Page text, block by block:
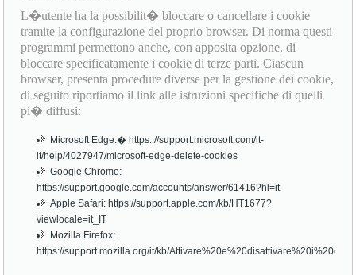
L�utente ha la possibilit� bloccare o cancellare i cookie
tramite la configurazione del proprio browser. Di norma questi
programmi permettono anche, con apposita opzione, di
bloccare specificatamente i cookie di terze parti. Ciascun
browser, presenta procedure diverse per la gestione dei cookie,
di seguito riportiamo il link alle istruzioni specifiche di quelli
pi� diffusi:
Microsoft Edge:� https: //support.microsoft.com/it-
it/help/4027947/microsoft-edge-delete-cookies
Google Chrome:
https://support.google.com/accounts/answer/61416?hl=it
Apple Safari: https://support.apple.com/kb/HT1677?
viewlocale=it_IT
Mozilla Firefox:
https://support.mozilla.org/it/kb/